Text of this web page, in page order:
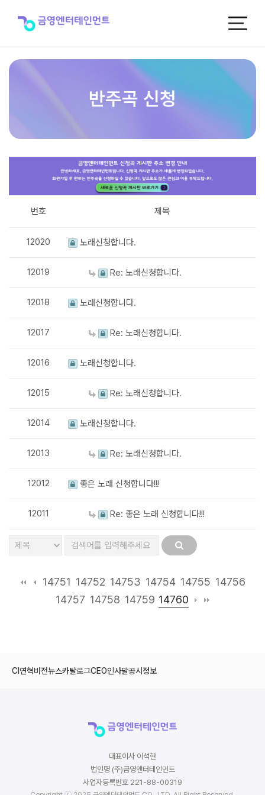
반주곡 신청
번호 제목
12020 노래신청합니다.
12019 Re: 노래신청합니다.
12018 노래신청합니다.
12017 Re: 노래신청합니다.
12016 노래신청합니다.
12015 Re: 노래신청합니다.
12014 노래신청합니다.
12013 Re: 노래신청합니다.
12012 좋은 노래 신청합니다!!!
12011 Re: 좋은 노래 신청합니다!!!
14751 14752 14753 14754 14755 14756
14757 14758 14759 14760
CI 연혁비전뉴스카탈로그CEO인사말공시정보
대표이사 이석현
법인명 (주)금영엔터테인먼트
사업자등록번호 221-88-00319